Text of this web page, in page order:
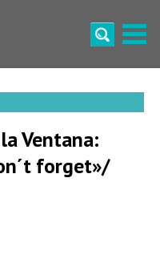
Ventana:
forget»/